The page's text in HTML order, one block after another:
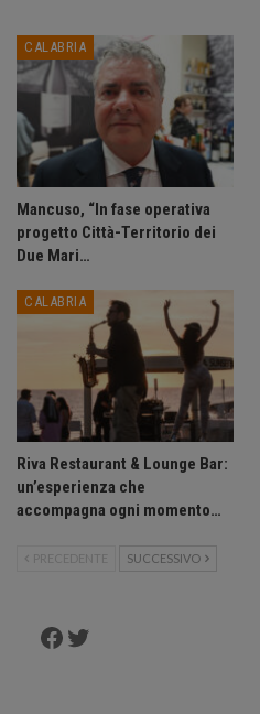
CALABRIA
Mancuso, “In fase operativa
progetto Città-Territorio dei
Due Mari…
CALABRIA
Riva Restaurant & Lounge Bar:
un’esperienza che
accompagna ogni momento…
PRECEDENTE SUCCESSIVO
Facebook
Twitter